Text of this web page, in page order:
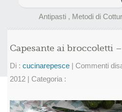
Antipasti , Metodi di
Capesante ai broccoletti
Di : cucinarepesce | Commenti
2012 | Categoria :